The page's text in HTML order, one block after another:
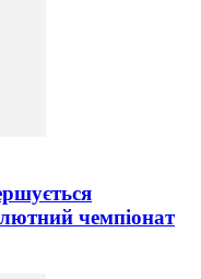
чемпіонат